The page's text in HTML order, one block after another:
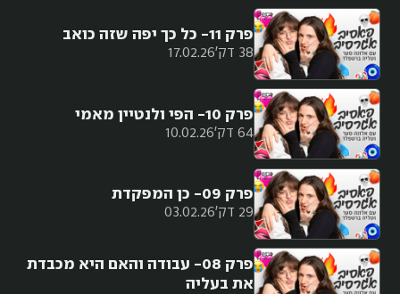
38 דק' 17.02.26
פרק 11- כל כך יפה שזה כואב
64 דק' 10.02.26
פרק 10- הפי ולנטיין מאמי
29 דק' 03.02.26
פרק 09- כן המפקדת
פרק 08- עבודה והאם היא מכבדת
את בעליה